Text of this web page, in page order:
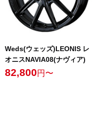
Weds(ウェッズ)LEONIS レ
オニスNAVIA08(ナヴィア)
82,800 円〜